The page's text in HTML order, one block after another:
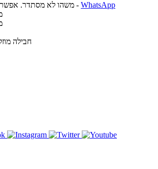
משהו לא מסתדר. אפשר לפנות לנציגים שלנו ב - WhatsApp
חבילה